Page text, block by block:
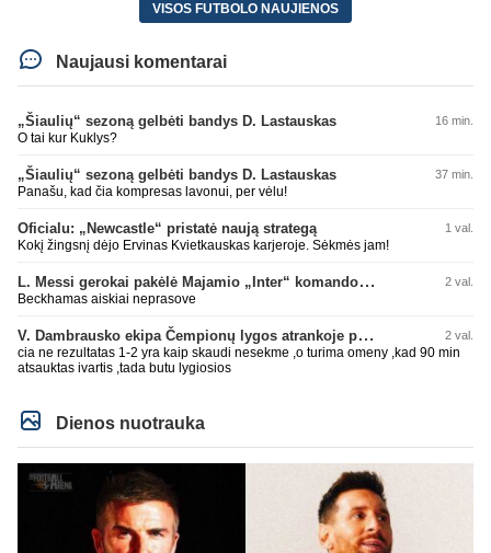
VISOS FUTBOLO NAUJIENOS
Naujausi komentarai
„Šiaulių“ sezoną gelbėti bandys D. Lastauskas 16 min.
O tai kur Kuklys?
„Šiaulių“ sezoną gelbėti bandys D. Lastauskas 37 min.
Panašu, kad čia kompresas lavonui, per vėlu!
Oficialu: „Newcastle“ pristatė naują strategą 1 val.
Kokį žingsnį dėjo Ervinas Kvietkauskas karjeroje. Sėkmės jam!
L. Messi gerokai pakėlė Majamio „Inter“ komandos vertę 2 val.
Beckhamas aiskiai neprasove
V. Dambrausko ekipa Čempionų lygos atrankoje patyrė skaudžią nesėkmę 2 val.
cia ne rezultatas 1-2 yra kaip skaudi nesekme ,o turima omeny ,kad 90 min
atsauktas ivartis ,tada butu lygiosios
Dienos nuotrauka